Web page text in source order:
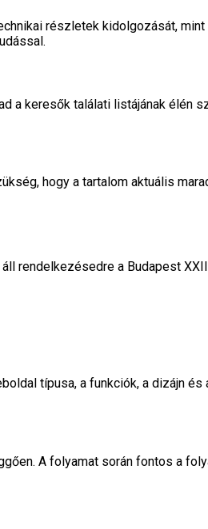
részletek kidolgozását,
a keresők találati listájának élén
hogy a tartalom aktuális
rendelkezésedre a Budapest
típusa, a funkciók, a dizájn
A folyamat során fontos a